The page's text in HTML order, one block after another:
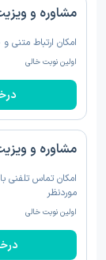
مشاوره و
امکان ارتباط
اولین نوبت خالی
مشاوره و
امکان تماس
موردنظر
اولین نوبت خالی